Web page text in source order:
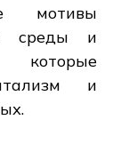
мотивы
среды и
которые
и